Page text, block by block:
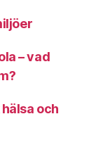
– vad
och